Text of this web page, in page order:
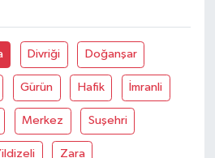
Divriği Doğanşar
Gürün Hafik İmranli
Merkez Suşehri
Zara